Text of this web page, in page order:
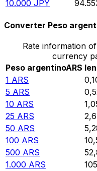
10.000 JPY
Converter Peso
Rate information
currency
Peso argentinoARS
1 ARS
5 ARS
10 ARS
25 ARS
50 ARS
100 ARS
500 ARS
1.000 ARS